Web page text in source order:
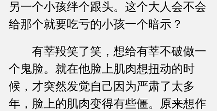
另一个小孩绊个跟头。这个大人会不会
给那个就要吃亏的小孩一个暗示？
有莘羖笑了笑，想给有莘不破做一
个鬼脸。就在他脸上肌肉想扭动的时
候，才突然发觉自己因为严肃了太多
年，脸上的肌肉变得有些僵。原来想作